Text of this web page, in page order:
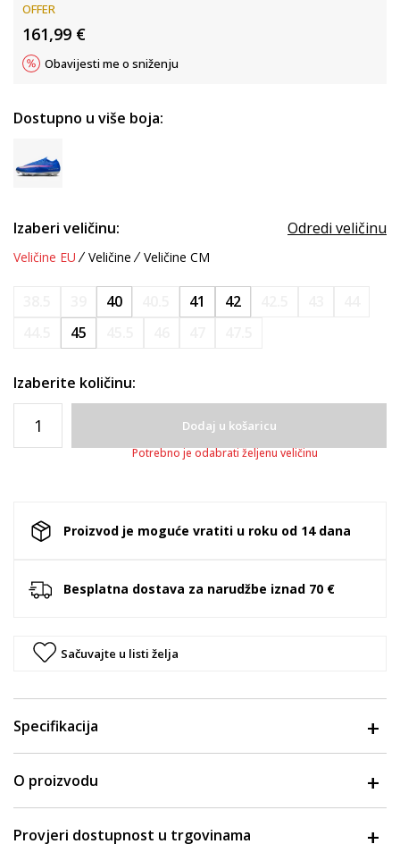
OFFER
161,99 €
Obavijesti me o sniženju
Dostupno u više boja:
Izaberi veličinu: Odredi veličinu
Veličine EU Veličine Veličine CM
40 41 42
45
Izaberite količinu:
Dodaj u košaricu
Potrebno je odabrati željenu veličinu
Proizvod je moguće vratiti u roku od 14 dana
Besplatna dostava za narudžbe iznad 70 €
Sačuvajte u listi želja
Specifikacija
O proizvodu
Provjeri dostupnost u trgovinama